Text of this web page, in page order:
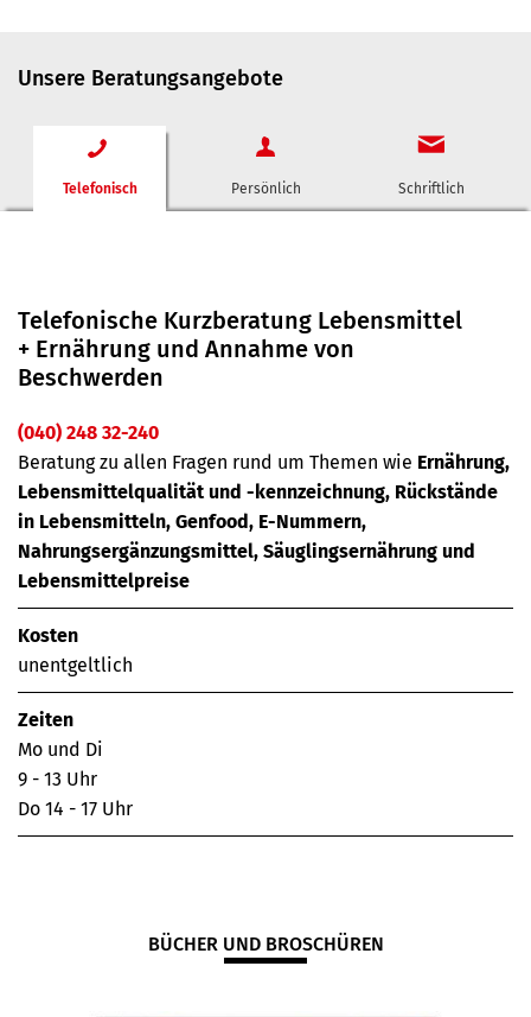
Unsere Beratungsangebote
Telefonisch Persönlich Schriftlich
Telefonische Kurzberatung Lebensmittel
+ Ernährung und Annahme von
Beschwerden
(040) 248 32-240
Beratung zu allen Fragen rund um Themen wie Ernährung,
Lebensmittelqualität und -kennzeichnung, Rückstände
in Lebensmitteln, Genfood, E-Nummern,
Nahrungsergänzungsmittel, Säuglingsernährung und
Lebensmittelpreise
Kosten
unentgeltlich
Zeiten
Mo und Di
9 - 13 Uhr
Do 14 - 17 Uhr
BÜCHER UND BROSCHÜREN